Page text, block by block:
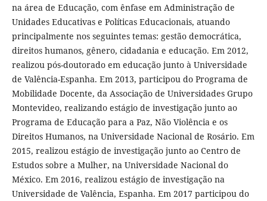
na área de Educação, com ênfase em Administração de
Unidades Educativas e Políticas Educacionais, atuando
principalmente nos seguintes temas: gestão democrática,
direitos humanos, gênero, cidadania e educação. Em 2012,
realizou pós-doutorado em educação junto à Universidade
de Valência-Espanha. Em 2013, participou do Programa de
Mobilidade Docente, da Associação de Universidades Grupo
Montevideo, realizando estágio de investigação junto ao
Programa de Educação para a Paz, Não Violência e os
Direitos Humanos, na Universidade Nacional de Rosário. Em
2015, realizou estágio de investigação junto ao Centro de
Estudos sobre a Mulher, na Universidade Nacional do
México. Em 2016, realizou estágio de investigação na
Universidade de Valência, Espanha. Em 2017 participou do